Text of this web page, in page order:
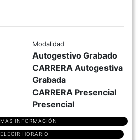
Modalidad
Autogestivo Grabado
CARRERA Autogestiva
Grabada
CARRERA Presencial
Presencial
MÁS INFORMACIÓN
ELEGIR HORARIO